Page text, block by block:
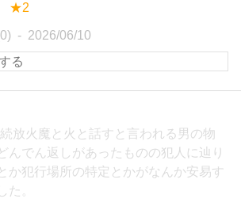
★2
2026/06/10
放火魔と火と話すと言われる男の物
んでん返しがあったものの犯人に辿り
か犯行場所の特定とかがなんか安易す
た。